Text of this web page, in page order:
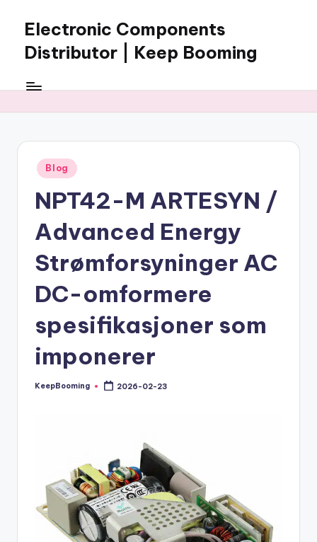
content
Electronic Components
Distributor | Keep Booming
Booming
components,
connectors,
ICs,
and
BOM
sourcing
support
for
global
electronics
buyers.
Posted
in
Blog
NPT42-M ARTESYN /
Advanced Energy
Strømforsyninger AC
DC-omformere
spesifikasjoner som
imponerer
Posted
KeepBooming 2026-02-23